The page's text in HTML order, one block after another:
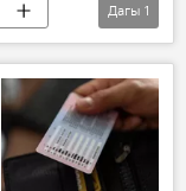
Дагы 1